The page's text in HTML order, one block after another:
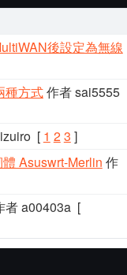
後設定為無線
種方式作者 sai5555
[ 1 23 ]
Asuswrt-Merlin 作
者 a00403a[